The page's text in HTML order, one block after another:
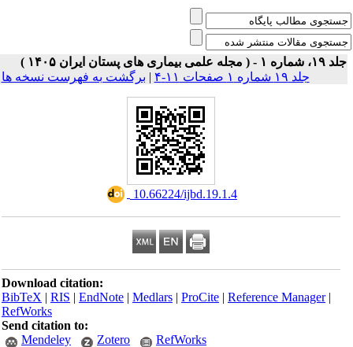
۱ - ( مجله علمی بیماری های پستان ایران ۱۴۰۵ )
جلد ۱۹ شماره ۱ صفحات ۱۱-۴
|برگشت به فهرست نسخه ها
‎ 10.66224/ijbd.19.1.4
Download citation:
BibTeX|RIS|EndNote|Medlars|ProCite|Reference Manager
RefWorks
Send citation to:
Mendeley
Zotero RefWorks